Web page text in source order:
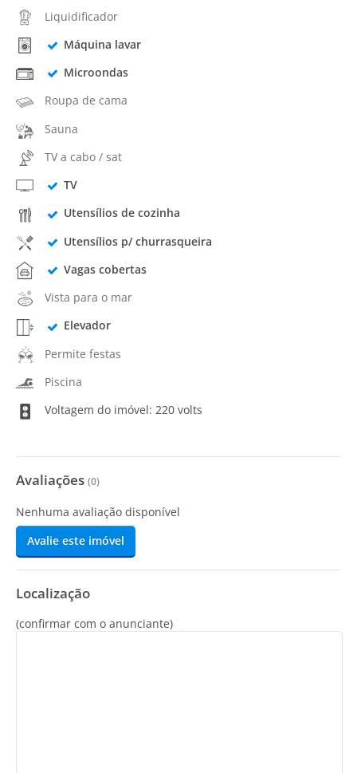
Liquidificador
Máquina lavar
Microondas
Roupa de cama
Sauna
TV a cabo / sat
TV
Utensílios de cozinha
Utensílios p/ churrasqueira
Vagas cobertas
Vista para o mar
Elevador
Permite festas
Piscina
Voltagem do imóvel: 220 volts
Avaliações (0)
Nenhuma avaliação disponível
Avalie este imóvel
Localização
(confirmar com o anunciante)